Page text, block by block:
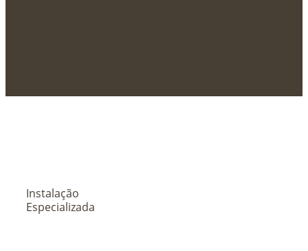
Instalação
Especializada